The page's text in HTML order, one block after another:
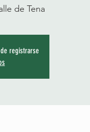
de Tena
registrarse